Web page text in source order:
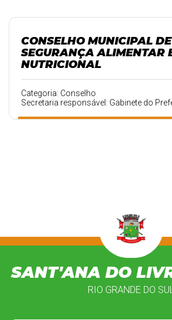
CONSELHO MUNICIPAL DE
SEGURANÇA ALIMENTAR
NUTRICIONAL
Categoria: Conselho
Secretaria responsável: Gabinete do
SANT'ANA DO
RIO GRANDE DO